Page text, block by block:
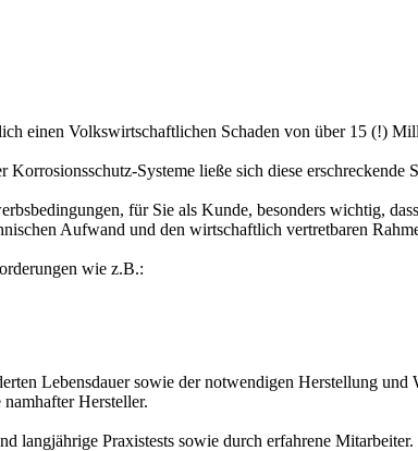
einen Volkswirtschaftlichen Schaden von über 15 (!)
Systeme ließe sich diese
für Sie als Kunde, besonders wichtig,
Aufwand und den wirtschaftlich vertretbaren
wie z.B.:
Lebensdauer sowie der notwendigen Herstellung und
Hersteller.
langjährige Praxistests sowie durch erfahrene Mitarbeiter.